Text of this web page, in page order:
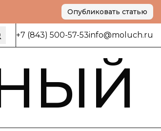
Опубликовать статью
+7 (843) 500-57-53info@moluch.ru